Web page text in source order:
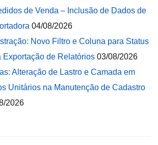
de Venda – Inclusão de Dados de
04/08/2026
Novo Filtro e Coluna para Status
Exportação de Relatórios 03/08/2026
Alteração de Lastro e Camada em
Unitários na Manutenção de Cadastro
2026